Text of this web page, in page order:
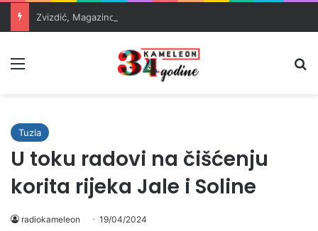
Tuzla
U toku radovi na čišćenju
korita rijeka Jale i Soline
radiokameleon 19/04/2024